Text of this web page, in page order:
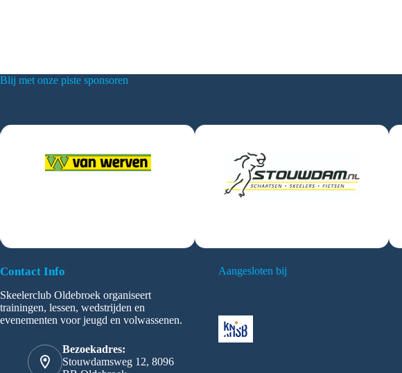
Blij met onze piste sponsoren
Contact Info
Skeelerclub Oldebroek organiseert
trainingen, lessen, wedstrijden en
evenementen voor jeugd en volwassenen.
Bezoekadres:
Stouwdamsweg 12, 8096
Aangesloten bij